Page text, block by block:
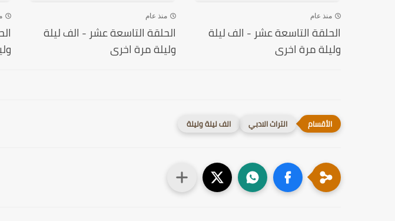
منذ عام
الحلقة التاسعة عشر - الف ليلة
وليلة مرة اخرى
منذ عام
الحلقة التاسعة عشر - الف ليلة
وليلة مرة اخرى
التراث الادبي الف ليلة وليلة